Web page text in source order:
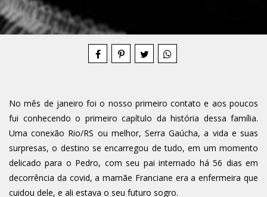
No mês de janeiro foi o nosso primeiro contato e aos poucos
fui conhecendo o primeiro capítulo da história dessa família.
Uma conexão Rio/RS ou melhor, Serra Gaúcha, a vida e suas
surpresas, o destino se encarregou de tudo, em um momento
delicado para o Pedro, com seu pai internado há 56 dias em
decorrência da covid, a mamãe Franciane era a enfermeira que
cuidou dele, e ali estava o seu futuro sogro.